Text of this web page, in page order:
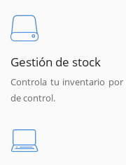
Gestión de stock
Controla tu inventario por
de control.